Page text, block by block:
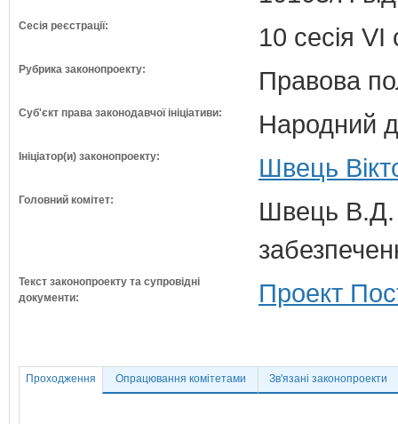
Сесія реєстрації: 10 сесія VI
Рубрика законопроекту: Правова
Суб'єкт права законодавчої ініціативи: Народний
Ініціатор(и) законопроекту: Швець
Головний комітет:
Швець В.Д.
Текст законопроекту та супровідні
документи:
Проект
Проходження Опрацювання комітетами Зв'язані законопроекти